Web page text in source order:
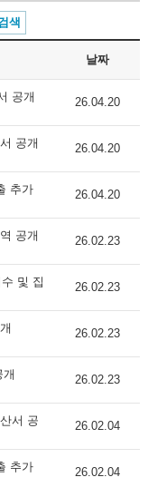
날짜
공개 26.04.20
공개 26.04.20
추가
26.04.20
공개 26.02.23
및 집
26.02.23
26.02.23
26.02.23
서 공
26.02.04
26.02.04